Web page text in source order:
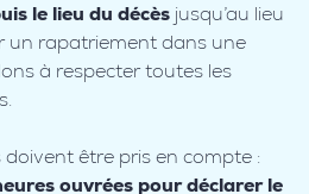
le lieu du décès jusqu’au lieu
un rapatriement dans une
à respecter toutes les
être pris en compte :
ouvrées pour déclarer le